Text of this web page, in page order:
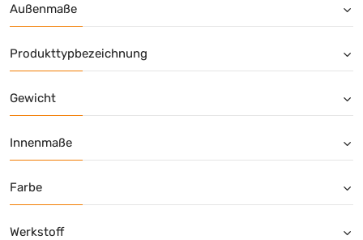
Außenmaße
Produkttypbezeichnung
Gewicht
Innenmaße
Farbe
Werkstoff